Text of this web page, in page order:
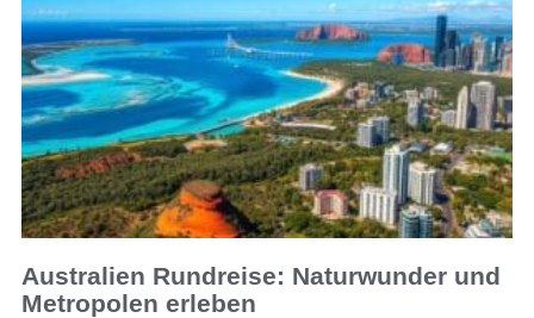
Australien Rundreise: Naturwunder und
Metropolen erleben